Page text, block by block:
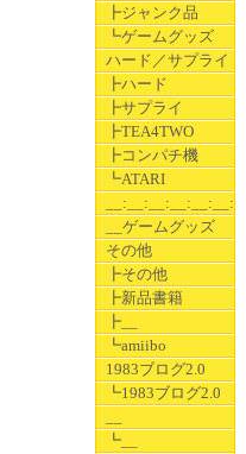
┣ジャンク品
┗ゲームグッズ
ハード／サプライ
┣ハード
┣サプライ
┣TEA4TWO
┣コンパチ機
┗ATARI
__:__:__:__:__:__:__
__ゲームグッズ
その他
┣その他
┣新品書籍
┣__
┗amiibo
1983ブログ2.0
┗1983ブログ2.0
┗__